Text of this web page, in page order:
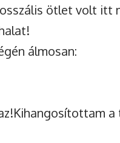
ötlet volt itt
álmosan: